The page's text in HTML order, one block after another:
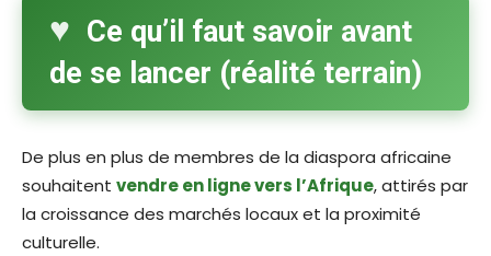
Ce qu’il faut savoir avant
de se lancer (réalité terrain)
De plus en plus de membres de la diaspora africaine
souhaitent vendre en ligne vers l’Afrique, attirés par
la croissance des marchés locaux et la proximité
culturelle.